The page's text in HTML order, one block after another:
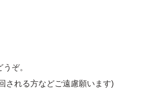
ぞ。
される方などご遠慮願います)